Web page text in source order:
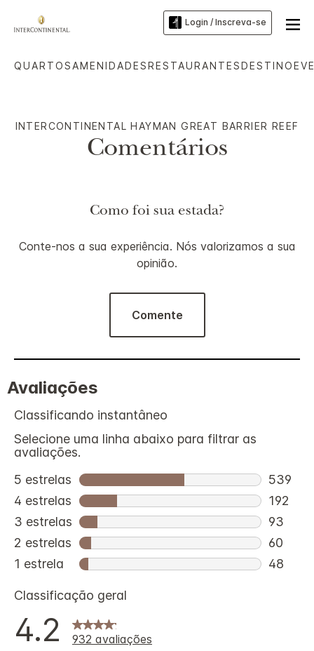
Login / Inscreva-se
QUARTOSAMENIDADESRESTAURANTESDESTINO
INTERCONTINENTAL HAYMAN GREAT BARRIER REEF
Comentários
Como foi sua estada?
Conte-nos a sua experiência. Nós valorizamos a sua
opinião.
Comente